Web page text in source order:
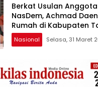
Berkat Usulan Anggota
NasDem, Achmad
Rumah di Kabupaten
Mendapatkan Program
Nasional Selasa, 31 Maret